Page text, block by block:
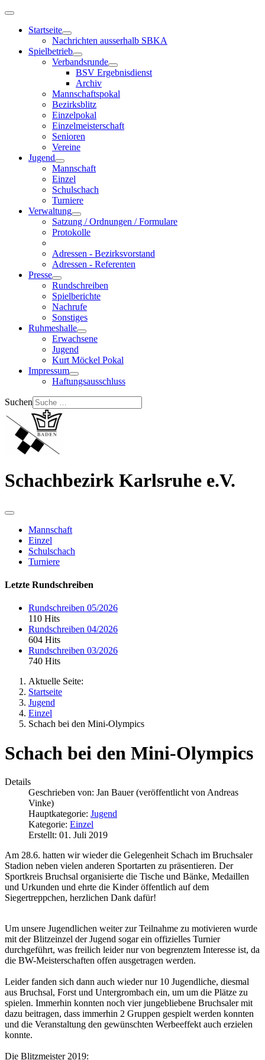
Startseite
Nachrichten ausserhalb SBKA
Spielbetrieb
Verbandsrunde
BSV Ergebnisdienst
Archiv
Mannschaftspokal
Bezirksblitz
Einzelpokal
Einzelmeisterschaft
Senioren
Vereine
Jugend
Mannschaft
Einzel
Schulschach
Turniere
Verwaltung
Satzung / Ordnungen / Formulare
Protokolle
Adressen - Bezirksvorstand
Adressen - Referenten
Presse
Rundschreiben
Spielberichte
Nachrufe
Sonstiges
Ruhmeshalle
Erwachsene
Jugend
Kurt Möckel Pokal
Impressum
Haftungsausschluss
Suchen
Schachbezirk Karlsruhe e.V.
Mannschaft
Einzel
Schulschach
Turniere
Letzte Rundschreiben
Rundschreiben 05/2026
110 Hits
Rundschreiben 04/2026
604 Hits
Rundschreiben 03/2026
740 Hits
Aktuelle Seite:
Startseite
Jugend
Einzel
Schach bei den Mini-Olympics
Schach bei den Mini-Olympics
Details
Geschrieben von: Jan Bauer (veröffentlicht von Andreas
Vinke)
Hauptkategorie: Jugend
Kategorie: Einzel
Erstellt: 01. Juli 2019
Am 28.6. hatten wir wieder die Gelegenheit Schach im Bruchsaler
Stadion neben vielen anderen Sportarten zu präsentieren. Der
Sportkreis Bruchsal organisierte die Tische und Bänke, Medaillen
und Urkunden und ehrte die Kinder öffentlich auf dem
Siegertreppchen, herzlichen Dank dafür!
Um unsere Jugendlichen weiter zur Teilnahme zu motivieren wurde
mit der Blitzeinzel der Jugend sogar ein offizielles Turnier
durchgeführt, was freilich leider nur von begrenztem Interesse ist, da
die BW-Meisterschaften offen ausgetragen werden.
Leider fanden sich dann auch wieder nur 10 Jugendliche, diesmal
aus Bruchsal, Forst und Untergrombach ein, um um die Plätze zu
spielen. Immerhin konnten noch vier jungebliebene Bruchsaler mit
dazu beitragen, dass immerhin 2 Gruppen gespielt werden konnten
und die Veranstaltung den gewünschten Werbeeffekt auch erzielen
konnte.
Die Blitzmeister 2019: